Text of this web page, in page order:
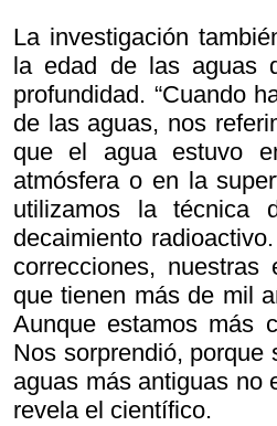
La investigación
la edad de las aguas
profundidad. “Cuando
de las aguas, nos
que el agua estuvo
atmósfera o en la
utilizamos la técnica
decaimiento
correcciones, nuestras
que tienen más de mil
Aunque estamos más
Nos sorprendió, porque
aguas más antiguas no
revela el científico.